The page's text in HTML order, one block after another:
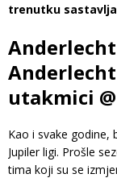
trenutku
Anderlecht
utakmici
Kao i svake godine,
Jupiler ligi. Prošle
tima koji su se